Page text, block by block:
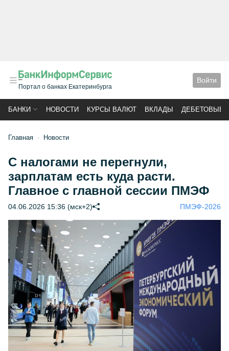
Портал о банках Екатеринбурга
Войти
БАНКИ НОВОСТИ КУРСЫ ВАЛЮТ ВКЛАДЫ ДЕБЕТОВЫЕ
Главная Новости
С налогами не перегнули,
зарплатам есть куда расти.
Главное с главной сессии ПМЭФ
04.06.2026 15:36 (мск+2) ПМЭФ-2026